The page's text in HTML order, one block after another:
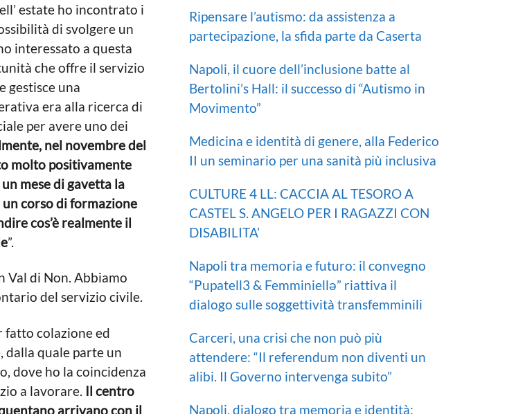
estate ho incontrato i
di svolgere un
interessato a questa
che offre il servizio
gestisce una
era alla ricerca di
per avere uno dei
nel novembre del
molto positivamente
mese di gavetta la
corso di formazione
cos’è realmente il
”.
Val di Non. Abbiamo
del servizio civile.
fatto colazione ed
dalla quale parte un
dove ho la coincidenza
a lavorare. Il centro
arrivano con il
Ripensare l’autismo: da assistenza a
partecipazione, la sfida parte da Caserta
Napoli, il cuore dell’inclusione batte al
Bertolini’s Hall: il successo di “Autismo in
Movimento”
Medicina e identità di genere, alla Federico
II un seminario per una sanità più inclusiva
CULTURE 4 LL: CACCIA AL TESORO A
CASTEL S. ANGELO PER I RAGAZZI CON
DISABILITA’
Napoli tra memoria e futuro: il convegno
“Pupatell3 & Femminiellə” riattiva il
dialogo sulle soggettività transfemminili
Carceri, una crisi che non può più
attendere: “Il referendum non diventi un
alibi. Il Governo intervenga subito”
Napoli, dialogo tra memoria e identità: